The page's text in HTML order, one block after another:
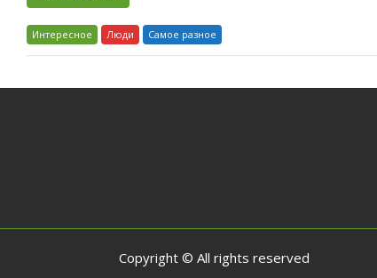
Интересное Люди Самое разное
Copyright © All rights reserved